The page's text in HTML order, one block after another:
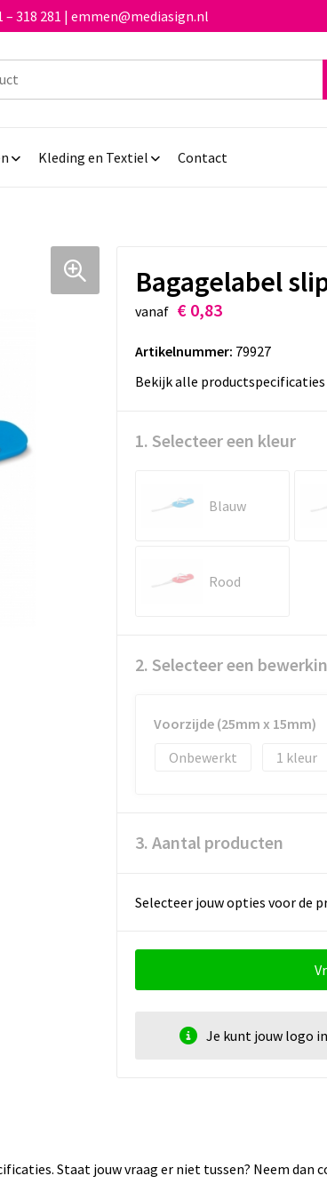
318 281 | emmen@mediasign.nl
Kleding en Textiel Contact
Bagagelabel
vanaf € 0,83
Artikelnummer: 79927
Bekijk alle productspecificaties
1. Selecteer een kleur
Blauw
Rood
2. Selecteer een
Voorzijde (25mm x 15mm)
Onbewerkt
1
3. Aantal producten
Selecteer jouw opties voor de
Je kunt jouw logo
Staat jouw vraag er niet tussen? Neem dan